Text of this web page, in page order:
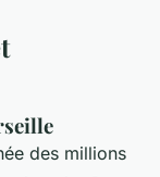
des millions